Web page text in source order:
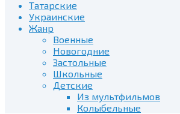
Татарские
Украинские
Жанр
Военные
Новогодние
Застольные
Школьные
Детские
Из мультфильмов
Колыбельные